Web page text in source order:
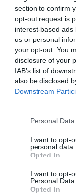
section to confirm
opt-out request is
interest-based ads
us or personal
your opt-out. You
disclosure of your
IAB’s list of
also be disclosed
Downstream
Please note that
not limited to your
grant or deny
use your data for
consent section.
Personal
I want to opt-
personal data.
Opted In
I want to opt-
Personal Data.
Opted In
Publicité: